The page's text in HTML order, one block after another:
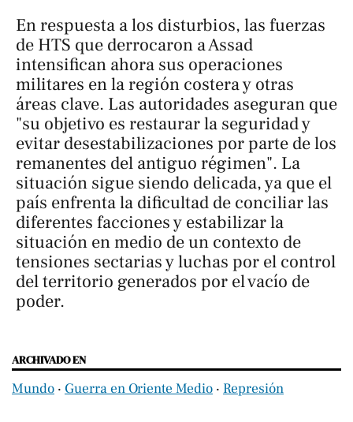
En respuesta a los disturbios, las fuerzas
de HTS que derrocaron a Assad
intensifican ahora sus operaciones
militares en la región costera y otras
áreas clave. Las autoridades aseguran que
"su objetivo es restaurar la seguridad y
evitar desestabilizaciones por parte de los
remanentes del antiguo régimen". La
situación sigue siendo delicada, ya que el
país enfrenta la dificultad de conciliar las
diferentes facciones y estabilizar la
situación en medio de un contexto de
tensiones sectarias y luchas por el control
del territorio generados por el vacío de
poder.
ARCHIVADO EN
Mundo ‧ Guerra en Oriente Medio ‧ Represión